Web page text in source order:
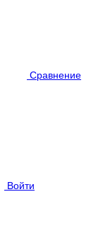
Сравнение
Войти